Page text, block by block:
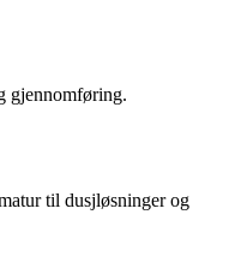
gjennomføring.
til dusjløsninger og